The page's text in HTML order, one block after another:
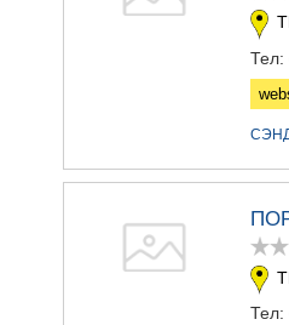
Тел:
Тел: